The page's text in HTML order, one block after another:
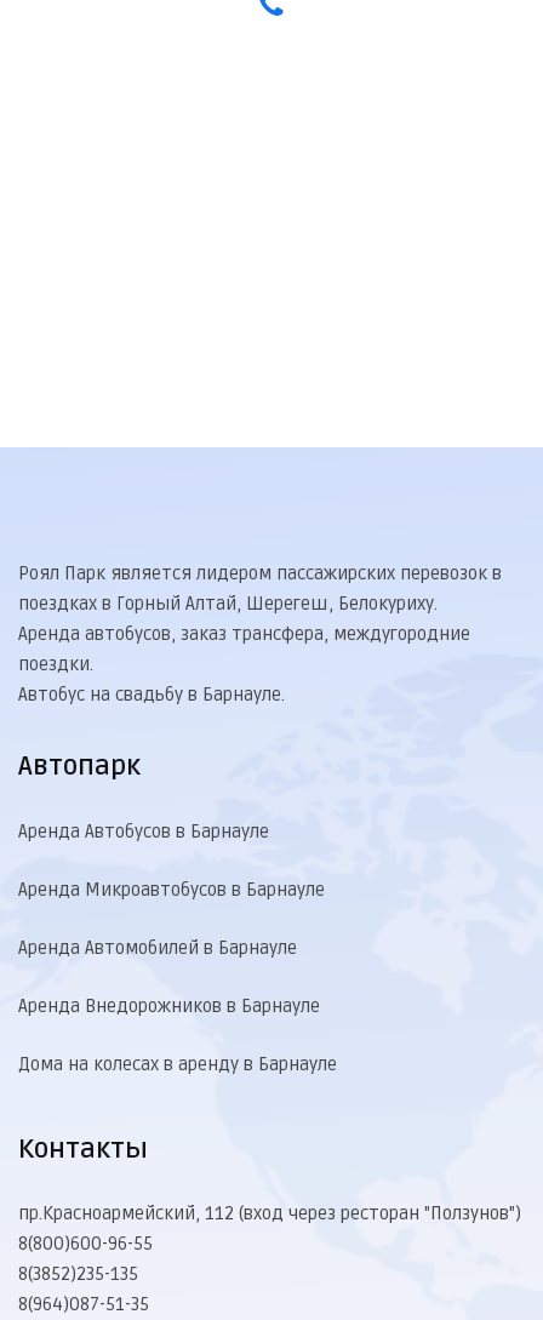
Роял Парк является лидером пассажирских перевозок в
поездках в Горный Алтай, Шерегеш, Белокуриху.
Аренда автобусов, заказ трансфера, междугородние
поездки.
Автобус на свадьбу в Барнауле.
Автопарк
Аренда Автобусов в Барнауле
Аренда Микроавтобусов в Барнауле
Аренда Автомобилей в Барнауле
Аренда Внедорожников в Барнауле
Дома на колесах в аренду в Барнауле
Контакты
пр.Красноармейский, 112 (вход через ресторан "Ползунов")
8(800)600-96-55
8(3852)235-135
8(964)087-51-35